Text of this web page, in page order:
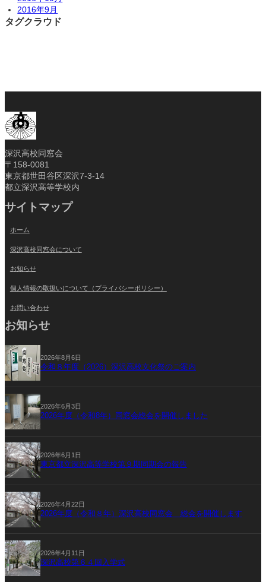
2016年9月
タグクラウド
深沢高校同窓会
〒158-0081
東京都世田谷区深沢7-3-14
都立深沢高等学校内
サイトマップ
ホーム
深沢高校同窓会について
お知らせ
個人情報の取扱いについて（プライバシーポリシー）
お問い合わせ
お知らせ
2026年8月6日
令和８年度（2026）深沢高校文化祭のご案内
2026年6月3日
2026年度（令和8年）同窓会総会を開催しました
2026年6月1日
東京都立深沢高等学校第９期同期会の報告
2026年4月22日
2026年度（令和８年）深沢高校同窓会 総会を開催します
2026年4月11日
深沢高校第６４回入学式